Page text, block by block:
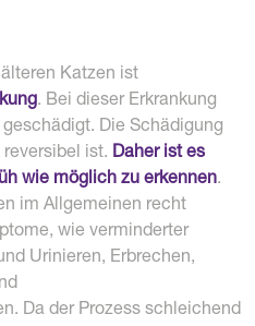
Katzen ist
. Bei dieser Erkrankung
Die Schädigung
ist. Daher ist es
wie möglich zu erkennen.
im Allgemeinen recht
wie verminderter
Urinieren, Erbrechen,
Da der Prozess schleichend